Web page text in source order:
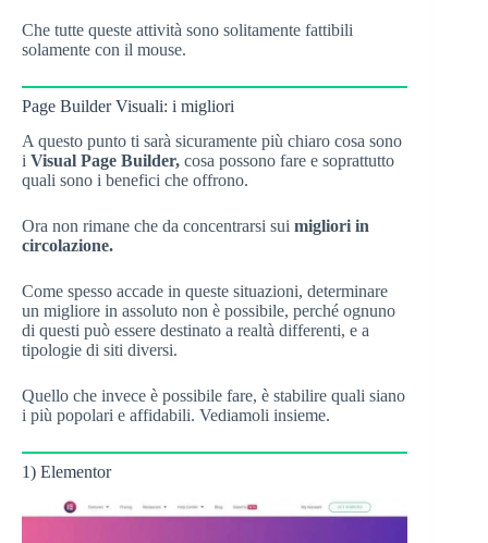
Che tutte queste attività sono solitamente fattibili
solamente con il mouse.
Page Builder Visuali: i migliori
A questo punto ti sarà sicuramente più chiaro cosa sono
i Visual Page Builder, cosa possono fare e soprattutto
quali sono i benefici che offrono.
Ora non rimane che da concentrarsi sui migliori in
circolazione.
Come spesso accade in queste situazioni, determinare
un migliore in assoluto non è possibile, perché ognuno
di questi può essere destinato a realtà differenti, e a
tipologie di siti diversi.
Quello che invece è possibile fare, è stabilire quali siano
i più popolari e affidabili. Vediamoli insieme.
1) Elementor